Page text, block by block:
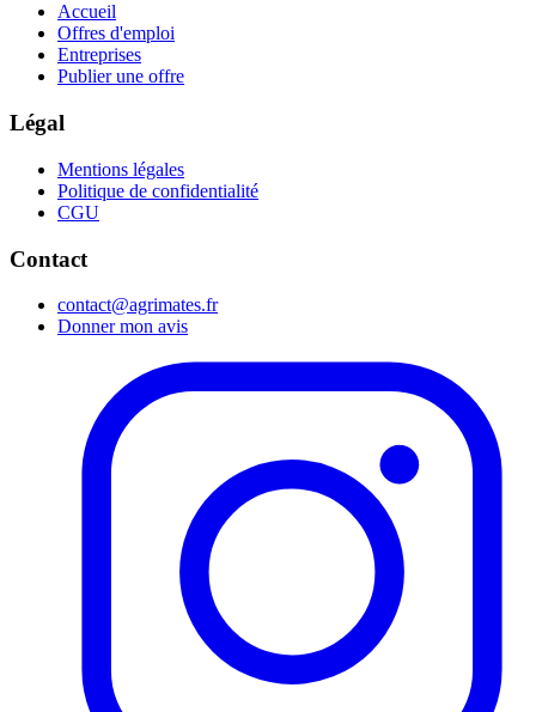
Accueil
Offres d'emploi
Entreprises
Publier une offre
Légal
Mentions légales
Politique de confidentialité
CGU
Contact
contact@agrimates.fr
Donner mon avis